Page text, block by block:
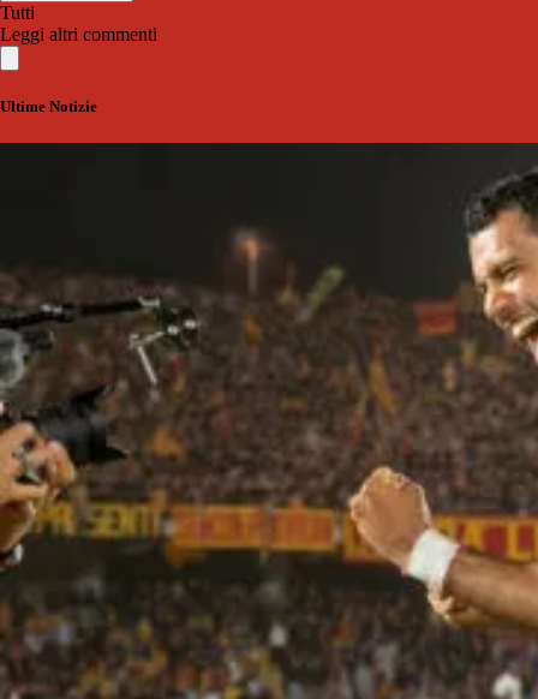
Tutti
Leggi altri commenti
Ultime Notizie